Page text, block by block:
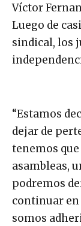
Víctor
Luego de
sindical, los
“Estamos
dejar de
tenemos
asambleas,
podremos
continuar en
somos